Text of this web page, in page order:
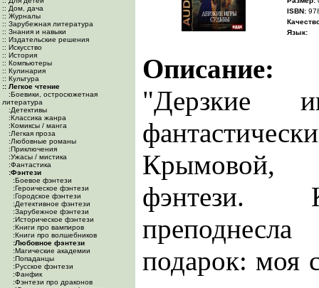
:: Дом, дача
:: Журналы
:: Зарубежная литература
:: Знания и навыки
:: Издательские решения
:: Искусство
:: История
:: Компьютеры
:: Кулинария
:: Культура
:: Легкое чтение
:Боевики, остросюжетная
литература
:Детективы
:Классика жанра
:Комиксы / манга
:Легкая проза
:Любовные романы
:Приключения
:Ужасы / мистика
:Фантастика
:Фэнтези
:Боевое фэнтези
:Героическое фэнтези
:Городское фэнтези
:Детективное фэнтези
:Зарубежное фэнтези
:Историческое фэнтези
:Книги про вампиров
:Книги про волшебников
:Любовное фэнтези
:Магические академии
:Попаданцы
:Русское фэнтези
:Фанфик
:Фэнтези про драконов
ISBN:
Язык:
Описание:
"Дерзкие
фэнтези.
подарок: моя